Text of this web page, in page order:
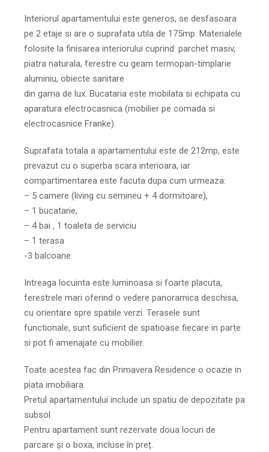
Interiorul apartamentului este generos, se desfasoara
pe 2 etaje si are o suprafata utila de 175mp. Materialele
folosite la finisarea interiorului cuprind: parchet masiv,
piatra naturala, ferestre cu geam termopan-timplarie
aluminiu, obiecte sanitare
din gama de lux. Bucataria este mobilata si echipata cu
aparatura electrocasnica (mobilier pe comada si
electrocasnice Franke).
Suprafata totala a apartamentului este de 212mp, este
prevazut cu o superba scara interioara, iar
compartimentarea este facuta dupa cum urmeaza:
– 5 camere (living cu semineu + 4 dormitoare),
– 1 bucatarie,
– 4 bai , 1 toaleta de serviciu
– 1 terasa
-3 balcoane.
Intreaga locuinta este luminoasa si foarte placuta,
ferestrele mari oferind o vedere panoramica deschisa,
cu orientare spre spatiile verzi. Terasele sunt
functionale, sunt suficient de spatioase fiecare in parte
si pot fi amenajate cu mobilier.
Toate acestea fac din Primavera Residence o ocazie in
piata imobiliara.
Pretul apartamentului include un spatiu de depozitate pa
subsol.
Pentru apartament sunt rezervate doua locuri de
parcare și o boxa, incluse în preț.